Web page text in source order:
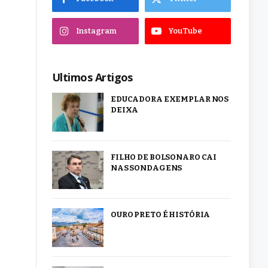
Instagram YouTube
Ultimos Artigos
EDUCADORA EXEMPLAR NOS
DEIXA
FILHO DE BOLSONARO CAI
NAS SONDAGENS
OURO PRETO É HISTÓRIA